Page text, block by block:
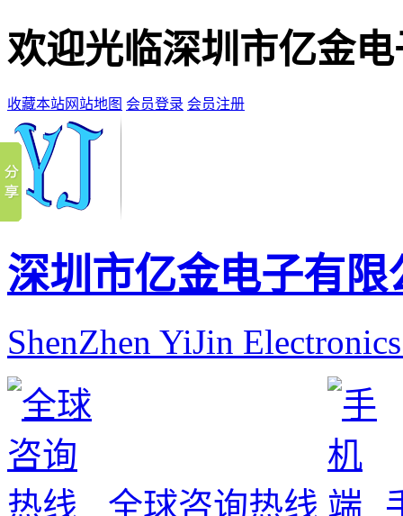
欢迎光临深圳市亿金
收藏本站网站地图 会员登录 会员注册
深圳市亿金电子有限
ShenZhen YiJin
全球咨询热线